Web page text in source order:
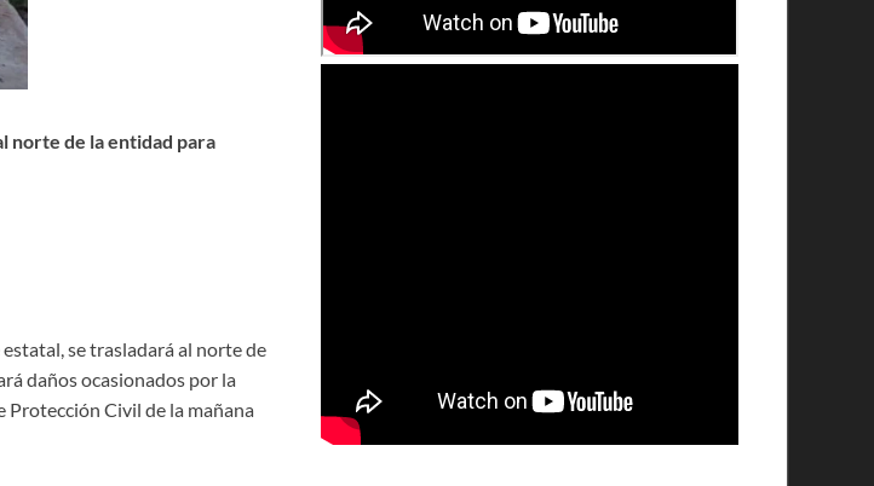
norte de la entidad para
se trasladará al norte de
daños ocasionados por la
Protección Civil de la mañana